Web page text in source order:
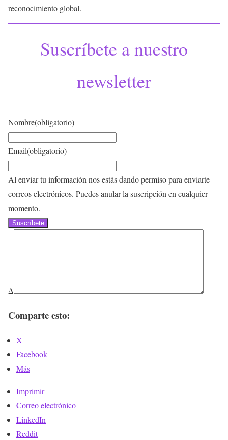
reconocimiento global.
Suscríbete a nuestro
newsletter
Nombre(obligatorio)
Email(obligatorio)
Al enviar tu información nos estás dando permiso para enviarte
correos electrónicos. Puedes anular la suscripción en cualquier
momento.
Suscríbete
Δ
Comparte esto:
X
Facebook
Más
Imprimir
Correo electrónico
LinkedIn
Reddit